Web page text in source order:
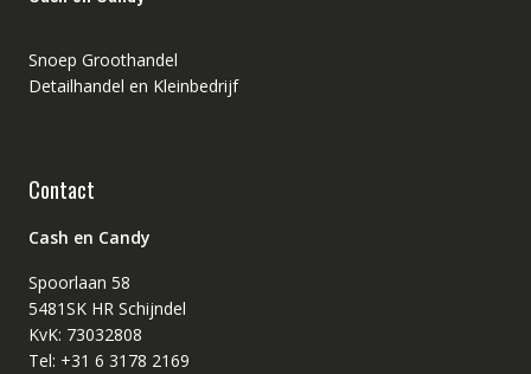
Snoep Groothandel
Detailhandel en Kleinbedrijf
Contact
Cash en Candy
Spoorlaan 58
5481SK HR Schijndel
KvK: 73032808
Tel: +31 6 3178 2169